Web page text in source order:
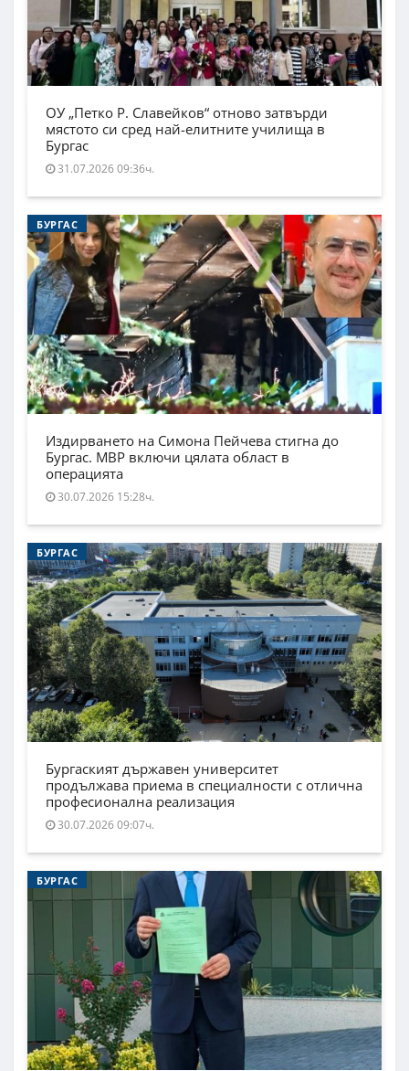
ОУ „Петко Р. Славейков“ отново затвърди
мястото си сред най-елитните училища в
Бургас
31.07.2026 09:36ч.
БУРГАС
Издирването на Симона Пейчева стигна до
Бургас. МВР включи цялата област в
операцията
30.07.2026 15:28ч.
БУРГАС
Бургаският държавен университет
продължава приема в специалности с отлична
професионална реализация
30.07.2026 09:07ч.
БУРГАС